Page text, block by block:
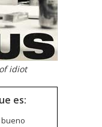
idiot
es:
bueno